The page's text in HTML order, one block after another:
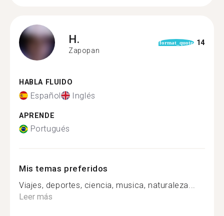
H.
Zapopan
format_quote 14
HABLA FLUIDO
Español Inglés
APRENDE
Portugués
Mis temas preferidos
Viajes, deportes, ciencia, musica, naturaleza...
Leer más